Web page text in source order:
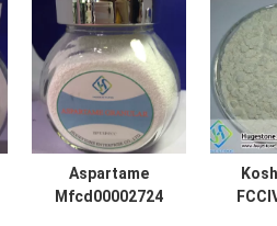
Aspartame
Mfcd00002724